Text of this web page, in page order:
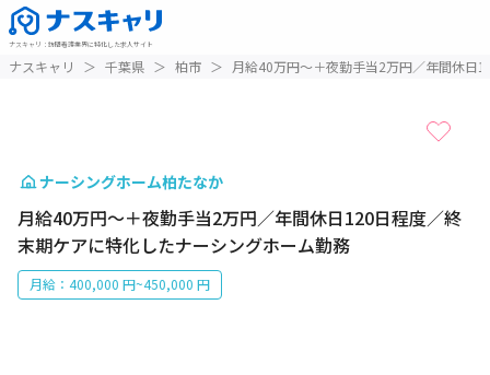
ナスキャリ ： 訪問看護業界に特化した求人サイト
ナスキャリ ＞ 千葉県 ＞ 柏市 ＞ 月給40万円～＋夜勤手当2万円／年間休日
ナーシングホーム柏たなか
月給40万円～＋夜勤手当2万円／年間休日120日程度／終
末期ケアに特化したナーシングホーム勤務
月給：400,000 円~450,000 円